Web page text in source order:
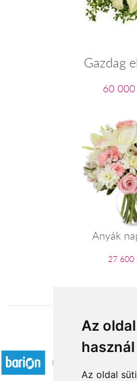
Az
használ
Az oldal
Gazdag
60
Anyák
27 600
Elfogadott